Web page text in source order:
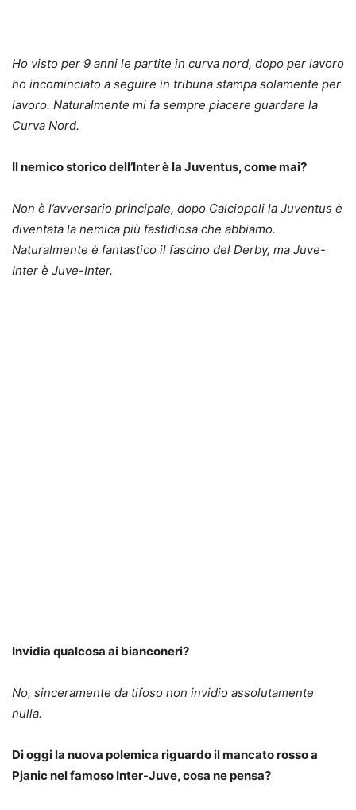
Ho visto per 9 anni le partite in curva nord, dopo per lavoro
ho incominciato a seguire in tribuna stampa solamente per
lavoro. Naturalmente mi fa sempre piacere guardare la
Curva Nord.
Il nemico storico dell’Inter è la Juventus, come mai?
Non è l’avversario principale, dopo Calciopoli la Juventus è
diventata la nemica più fastidiosa che abbiamo.
Naturalmente è fantastico il fascino del Derby, ma Juve-
Inter è Juve-Inter.
Invidia qualcosa ai bianconeri?
No, sinceramente da tifoso non invidio assolutamente
nulla.
Di oggi la nuova polemica riguardo il mancato rosso a
Pjanic nel famoso Inter-Juve, cosa ne pensa?